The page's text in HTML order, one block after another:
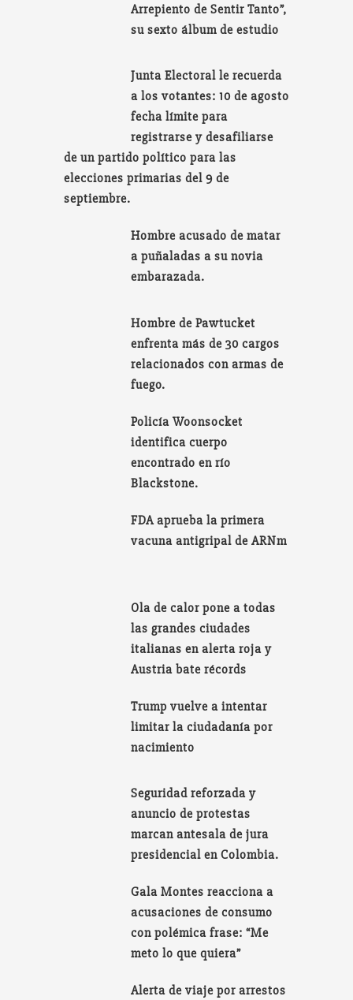
Arrepiento de Sentir Tanto”,
su sexto álbum de estudio
Junta Electoral le recuerda
a los votantes: 10 de agosto
fecha límite para
registrarse y desafiliarse
de un partido político para las
elecciones primarias del 9 de
septiembre.
Hombre acusado de matar
a puñaladas a su novia
embarazada.
Hombre de Pawtucket
enfrenta más de 30 cargos
relacionados con armas de
fuego.
Policía Woonsocket
identifica cuerpo
encontrado en río
Blackstone.
FDA aprueba la primera
vacuna antigripal de ARNm
Ola de calor pone a todas
las grandes ciudades
italianas en alerta roja y
Austria bate récords
Trump vuelve a intentar
limitar la ciudadanía por
nacimiento
Seguridad reforzada y
anuncio de protestas
marcan antesala de jura
presidencial en Colombia.
Gala Montes reacciona a
acusaciones de consumo
con polémica frase: “Me
meto lo que quiera”
Alerta de viaje por arrestos